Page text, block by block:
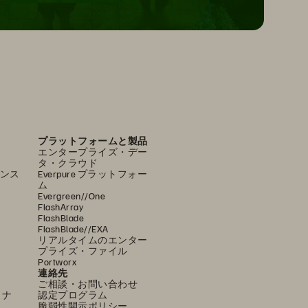
ス
プラットフォームと製品
エンタープライズ・デー
タ・クラウド
Everpure プラットフォー
ム
Evergreen//One
FlashArray
FlashBlade
FlashBlade//EXA
リアルタイムのエンター
プライズ・ファイル
Portworx
連絡先
ご相談・お問い合わせ
認定プログラム
脆弱性開示ポリシー